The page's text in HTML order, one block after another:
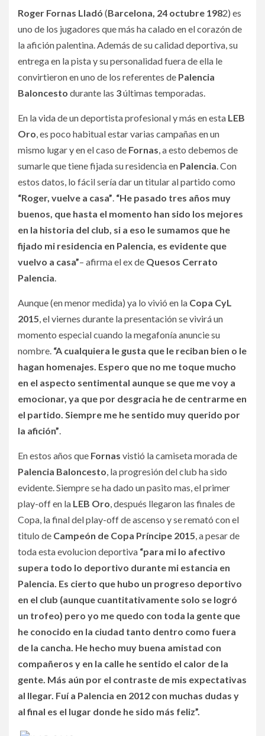
Roger Fornas Lladó (Barcelona, 24 octubre 1982) es
uno de los jugadores que más ha calado en el corazón de
la afición palentina. Además de su calidad deportiva, su
entrega en la pista y su personalidad fuera de ella le
convirtieron en uno de los referentes de Palencia
Baloncesto durante las 3últimas temporadas.
En la vida de un deportista profesional y más en esta LEB
Oro, es poco habitual estar varias campañas en un
mismo lugar y en el caso de Fornas, a esto debemos de
sumarle que tiene fijada su residencia en Palencia. Con
estos datos, lo fácil sería dar un titular al partido como
“Roger, vuelve a casa”. “He pasado tres años muy
buenos, que hasta el momento han sido los mejores
en la historia del club, si a eso le sumamos que he
fijado mi residencia en Palencia, es evidente que
vuelvo a casa”– afirma el ex de Quesos Cerrato
Palencia.
Aunque (en menor medida) ya lo vivió en la Copa CyL
2015, el viernes durante la presentación se vivirá un
momento especial cuando la megafonía anuncie su
nombre. “A cualquiera le gusta que le reciban bien o le
hagan homenajes. Espero que no me toque mucho
en el aspecto sentimental aunque se que me voy a
emocionar, ya que por desgracia he de centrarme en
el partido. Siempre me he sentido muy querido por
la afición”.
En estos años que Fornas vistió la camiseta morada de
Palencia Baloncesto, la progresión del club ha sido
evidente. Siempre se ha dado un pasito mas, el primer
play-off en la LEB Oro, después llegaron las finales de
Copa, la final del play-off de ascenso y se remató con el
titulo de Campeón de Copa Príncipe 2015, a pesar de
toda esta evolucion deportiva “para mi lo afectivo
supera todo lo deportivo durante mi estancia en
Palencia. Es cierto que hubo un progreso deportivo
en el club (aunque cuantitativamente solo se logró
un trofeo) pero yo me quedo con toda la gente que
he conocido en la ciudad tanto dentro como fuera
de la cancha. He hecho muy buena amistad con
compañeros y en la calle he sentido el calor de la
gente. Más aún por el contraste de mis expectativas
al llegar. Fuí a Palencia en 2012 con muchas dudas y
al final es el lugar donde he sido más feliz”.